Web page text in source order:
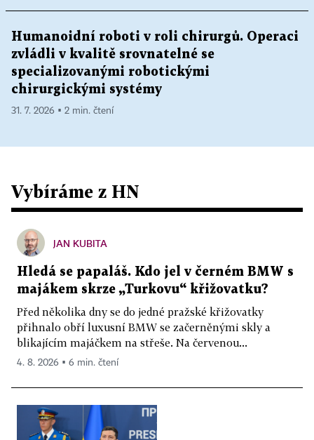
Humanoidní roboti v roli chirurgů. Operaci
zvládli v kvalitě srovnatelné se
specializovanými robotickými
chirurgickými systémy
31. 7. 2026 ▪ 2 min. čtení
Vybíráme z HN
JAN KUBITA
Hledá se papaláš. Kdo jel v černém BMW s
majákem skrze „Turkovu“ křižovatku?
Před několika dny se do jedné pražské křižovatky
přihnalo obří luxusní BMW se začerněnými skly a
blikajícím majáčkem na střeše. Na červenou...
4. 8. 2026 ▪ 6 min. čtení